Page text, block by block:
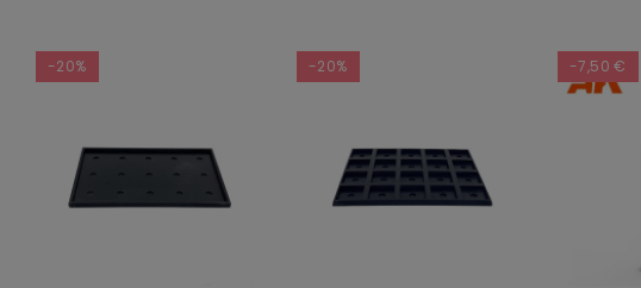
-20% -20% -7,50 €